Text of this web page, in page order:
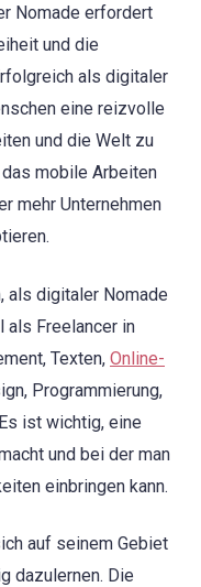
Nomade erfordert
und die
als digitaler
eine reizvolle
und die Welt zu
mobile Arbeiten
mehr Unternehmen
als digitaler Nomade
als Freelancer in
Texten, Online-
Programmierung,
ist wichtig, eine
und bei der man
einbringen kann.
auf seinem Gebiet
dazulernen. Die